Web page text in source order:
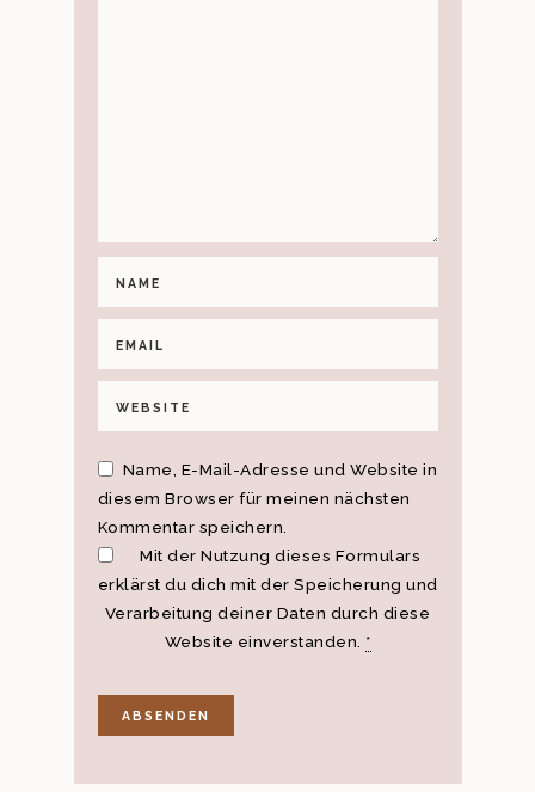
Name, E-Mail-Adresse und Website in
diesem Browser für meinen nächsten
Kommentar speichern.
Mit der Nutzung dieses Formulars
erklärst du dich mit der Speicherung und
Verarbeitung deiner Daten durch diese
Website einverstanden. *